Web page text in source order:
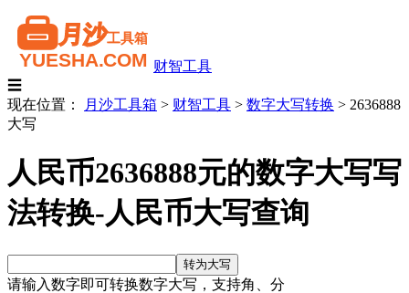
财智工具
☰
现在位置：
月沙工具箱 > 财智工具 > 数字大写转换 > 2636888
大写
人民币2636888元的数字大写写
法转换-人民币大写查询
请输入数字即可转换数字大写，支持角、分